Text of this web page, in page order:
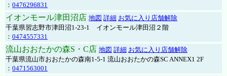
： 0476296831
イオンモール津田沼店 地図 詳細 お気に入り店舗解除
千葉県習志野市津田沼1-23-1 イオンモール津田沼２階
： 0474557331
流山おおたかの森S・C店 地図 詳細 お気に入り店舗解除
千葉県流山市おおたかの森南1-5-1 流山おおたかの森SC ANNEX1 2F
： 0471563001